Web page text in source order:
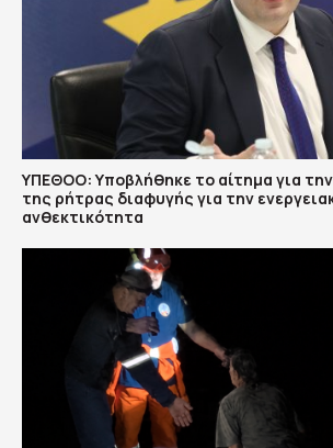
ΥΠΕΘΟΟ: Υποβλήθηκε το αίτημα για
της ρήτρας διαφυγής για την
ανθεκτικότητα